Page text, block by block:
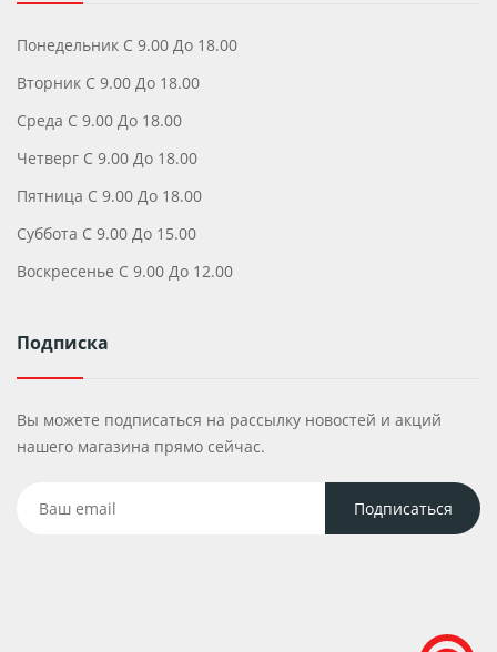
Понедельник С 9.00 До 18.00
Вторник С 9.00 До 18.00
Среда С 9.00 До 18.00
Четверг С 9.00 До 18.00
Пятница С 9.00 До 18.00
Суббота С 9.00 До 15.00
Воскресенье С 9.00 До 12.00
Подписка
Вы можете подписаться на рассылку новостей и акций
нашего магазина прямо сейчас.